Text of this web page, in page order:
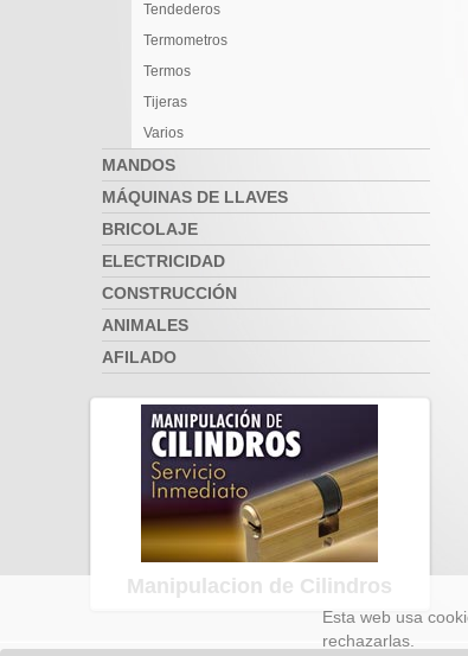
Tendederos
Termometros
Termos
Tijeras
Varios
MANDOS
MÁQUINAS DE LLAVES
BRICOLAJE
ELECTRICIDAD
CONSTRUCCIÓN
ANIMALES
AFILADO
Manipulacion de Cilindros
Esta web usa
rechazarlas.